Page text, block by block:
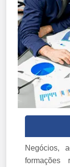
Negócios,
formações